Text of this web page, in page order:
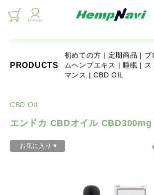
PRODUCTS
初めての方 | 定期商品 | ブ
ムヘンプエキス | 睡眠 | ス
マンス | CBD OIL
CBD OIL
エンドカ CBDオイル CBD300mg
お気に入り♥